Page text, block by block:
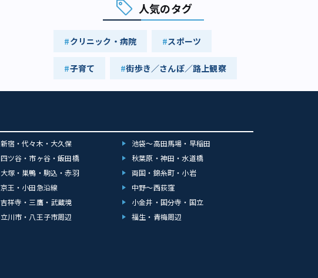
人気のタグ
クリニック・病院 スポーツ
子育て 街歩き／さんぽ／路上観察
新宿・代々木・大久保
池袋～高田馬場・早稲田
四ツ谷・市ヶ谷・飯田橋
秋葉原・神田・水道橋
大塚・巣鴨・駒込・赤羽
両国・錦糸町・小岩
京王・小田急沿線
中野～西荻窪
吉祥寺・三鷹・武蔵境
小金井・国分寺・国立
立川市・八王子市周辺 福生・青梅周辺